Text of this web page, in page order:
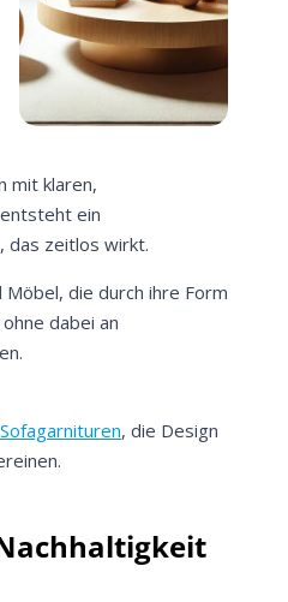
mit klaren,
ein
das zeitlos wirkt.
die durch ihre Form
dabei an
Sofagarnituren, die Design